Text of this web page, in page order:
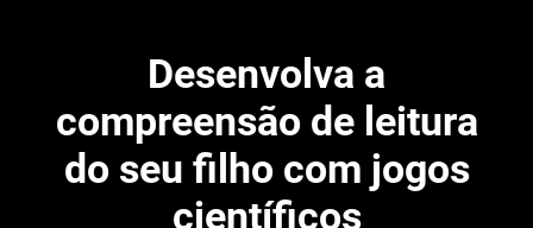
Desenvolva a
compreensão de leitura
do seu filho com jogos
científicos